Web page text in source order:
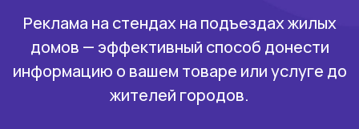
Реклама на стендах на подъездах жилых
домов — эффективный способ донести
информацию о вашем товаре или услуге до
жителей городов.